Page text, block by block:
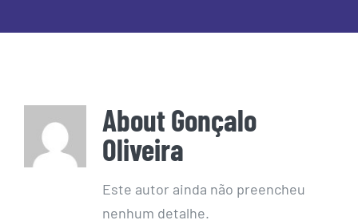
AboutGonçalo
Oliveira
Este autor ainda não preencheu
nenhum detalhe.